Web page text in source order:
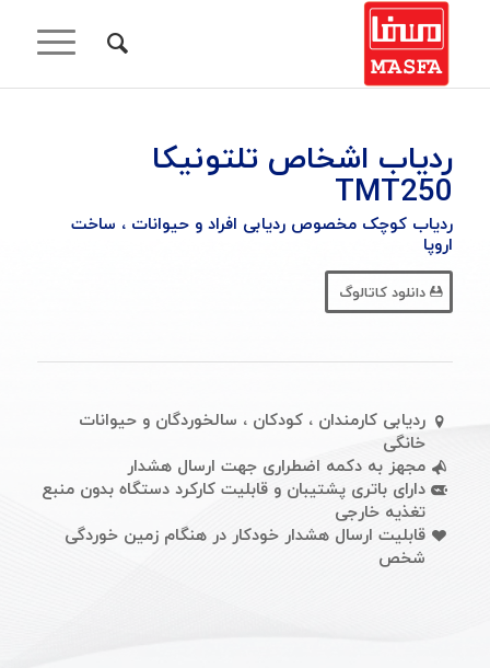
ردیاب اشخاص تلتونیکا
TMT250
ردیاب کوچک مخصوص ردیابی افراد و حیوانات ، ساخت
اروپا
دانلود کاتالوگ
ردیابی کارمندان ، کودکان ، سالخوردگان و حیوانات
خانگی
مجهز به دکمه اضطراری جهت ارسال هشدار
دارای باتری پشتیبان و قابلیت کارکرد دستگاه بدون منبع
تغذیه خارجی
قابلیت ارسال هشدار خودکار در هنگام زمین خوردگی
شخص